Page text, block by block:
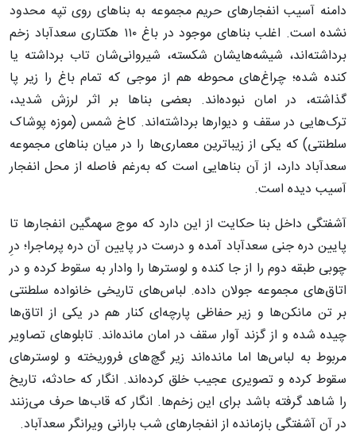
دامنه آسیب انفجارهای حریم مجموعه به بناهای روی تپه محدود
نشده است. اغلب بناهای موجود در باغ ۱۱۰ هکتاری سعدآباد زخم
برداشته‌اند، شیشه‌هایشان شکسته، شیروانی‌شان تاب برداشته یا
کنده شده؛ چراغ‌های محوطه هم از موجی که تمام باغ را زیر پا
گذاشته، در امان نبوده‌اند. بعضی بناها بر اثر لرزش شدید،
ترک‌هایی در سقف و دیوارها برداشته‌اند. کاخ شمس (موزه پوشاک
سلطنتی) که یکی از زیباترین معماری‌ها را در میان بناهای مجموعه
سعدآباد دارد، از آن بناهایی است که به‌رغم فاصله از محل انفجار
آسیب دیده است.
آشفتگی داخل بنا حکایت از این دارد که موج سهمگین انفجارها تا
پایین دره جنی سعدآباد آمده و درست در پایین آن دره پرماجرا؛ درِ
چوبی طبقه دوم را از جا کنده و لوسترها را وادار به سقوط کرده و در
اتاق‌های مجموعه جولان داده. لباس‌های تاریخی خانواده سلطنتی
بر تن مانکن‌ها و زیر حفاظی پارچه‌ای کنار هم در یکی از اتاق‌ها
چیده شده و از گزند آوار سقف در امان مانده‌اند. تابلوهای تصاویر
مربوط به لباس‌ها اما مانده‌اند زیر گچ‌های فروریخته و لوسترهای
سقوط کرده و تصویری عجیب خلق کرده‌اند. انگار که حادثه، تاریخ
را شاهد گرفته باشد برای این زخم‌ها. انگار که قاب‌ها حرف می‌زنند
در آن آشفتگی بازمانده از انفجارهای شب بارانی ویرانگر سعدآباد.